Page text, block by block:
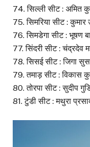
74. सिल्ली सीट : अमित
75. सिमरिया सीट :
76. सिमडेगा सीट : भूषण
77. सिंदरी सीट : चंद्रदेव
78. सिसई सीट : जिगा
79. तमाड़ सीट : विकास
80. तोरपा सीट : सुदीप
81. टुंडी सीट : मथुरा